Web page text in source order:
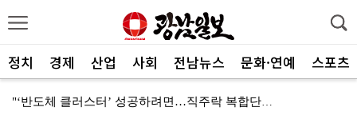
정치 경제 산업 사회 전남뉴스 문화·연예 스포츠
"‘반도체 클러스터’ 성공하려면…직주락 복합단지 구축"